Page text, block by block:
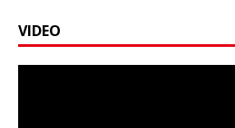
VIDEO